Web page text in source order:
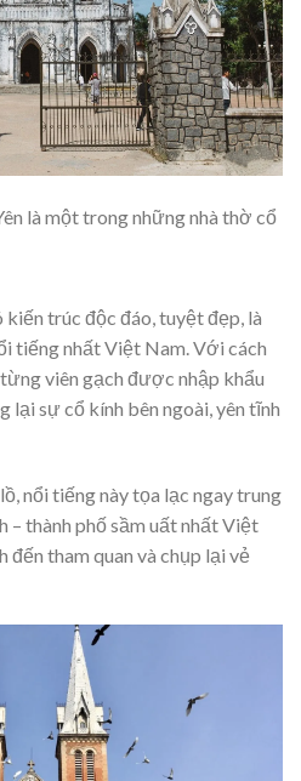
là một trong những nhà thờ cổ
trúc độc đáo, tuyệt đẹp, là
tiếng nhất Việt Nam. Với cách
viên gạch được nhập khẩu
lại sự cổ kính bên ngoài, yên tĩnh
nổi tiếng này tọa lạc ngay trung
– thành phố sầm uất nhất Việt
đến tham quan và chụp lại vẻ